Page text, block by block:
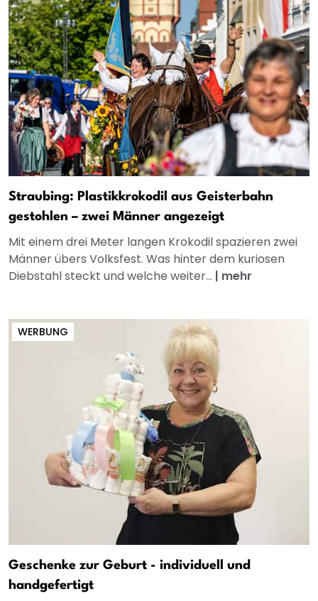
Straubing: Plastikkrokodil aus Geisterbahn
gestohlen – zwei Männer angezeigt
Mit einem drei Meter langen Krokodil spazieren zwei
Männer übers Volksfest. Was hinter dem kuriosen
Diebstahl steckt und welche weiter... | mehr
WERBUNG
Geschenke zur Geburt - individuell und
handgefertigt